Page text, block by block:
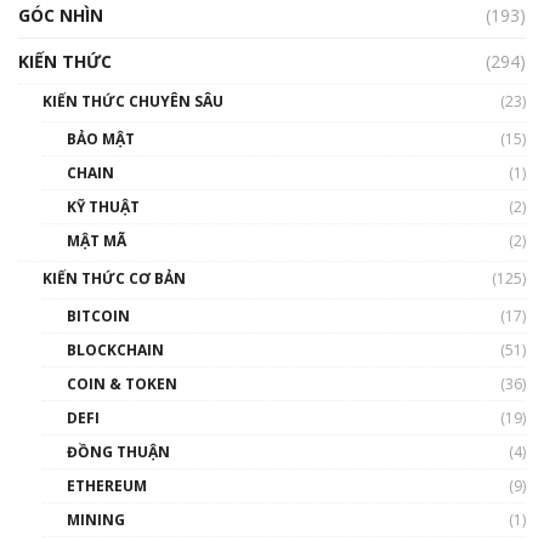
00:43:47
như thể nào?
00:39:31
Phổ cập Blockchain
GÓC NHÌN
(193)
KIẾN THỨC
(294)
KIẾN THỨC CHUYÊN SÂU
(23)
BẢO MẬT
(15)
CHAIN
(1)
KỸ THUẬT
(2)
MẬT MÃ
(2)
KIẾN THỨC CƠ BẢN
(125)
BITCOIN
(17)
BLOCKCHAIN
(51)
COIN & TOKEN
(36)
DEFI
(19)
ĐỒNG THUẬN
(4)
ETHEREUM
(9)
MINING
(1)